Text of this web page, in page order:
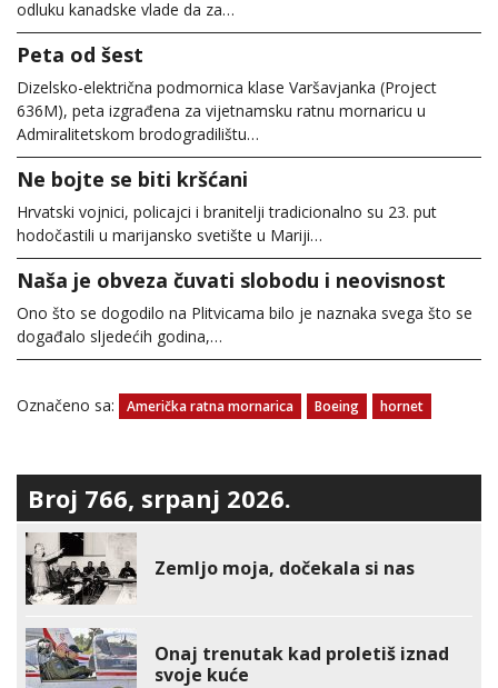
odluku kanadske vlade da za…
Peta od šest
Dizelsko-električna podmornica klase Varšavjanka (Project
636M), peta izgrađena za vijetnamsku ratnu mornaricu u
Admiralitetskom brodogradilištu…
Ne bojte se biti kršćani
Hrvatski vojnici, policajci i branitelji tradicionalno su 23. put
hodočastili u marijansko svetište u Mariji…
Naša je obveza čuvati slobodu i neovisnost
Ono što se dogodilo na Plitvicama bilo je naznaka svega što se
događalo sljedećih godina,…
Označeno sa: Američka ratna mornarica Boeing hornet
Broj 766, srpanj 2026.
Zemljo moja, dočekala si nas
Onaj trenutak kad proletiš iznad
svoje kuće